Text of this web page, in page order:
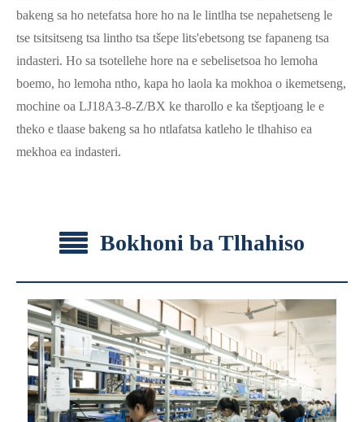
bakeng sa ho netefatsa hore ho na le lintlha tse nepahetseng le
tse tsitsitseng tsa lintho tsa tšepe lits'ebetsong tse fapaneng tsa
indasteri. Ho sa tsotellehe hore na e sebelisetsoa ho lemoha
boemo, ho lemoha ntho, kapa ho laola ka mokhoa o ikemetseng,
mochine oa LJ18A3-8-Z/BX ke tharollo e ka tšeptjoang le e
theko e tlaase bakeng sa ho ntlafatsa katleho le tlhahiso ea
mekhoa ea indasteri.
Bokhoni ba Tlhahiso